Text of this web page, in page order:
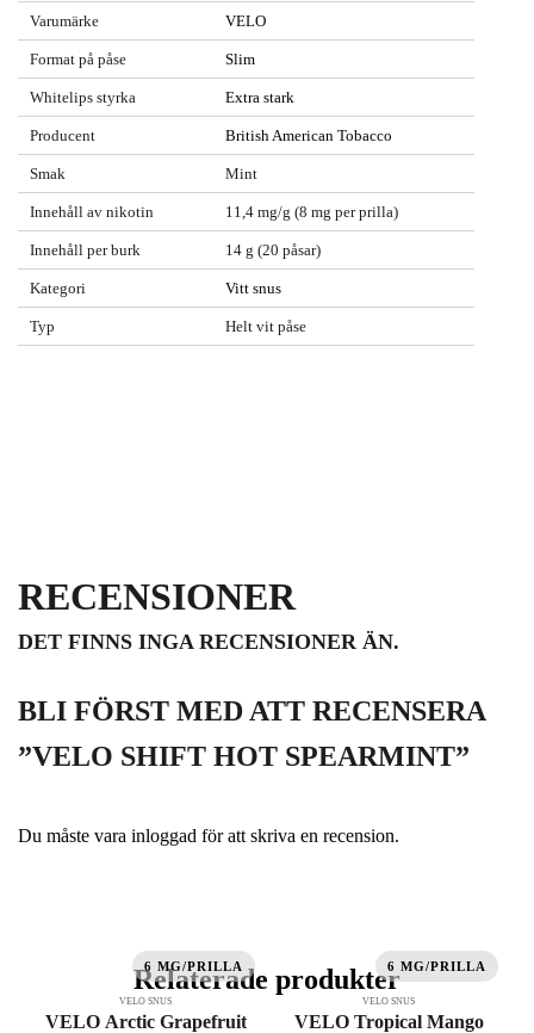
Varumärke VELO
Format på påse Slim
Whitelips styrka Extra stark
Producent British American Tobacco
Smak Mint
Innehåll av nikotin 11,4 mg/g (8 mg per prilla)
Innehåll per burk 14 g (20 påsar)
Kategori Vitt snus
Typ Helt vit påse
RECENSIONER
DET FINNS INGA RECENSIONER ÄN.
BLI FÖRST MED ATT RECENSERA
”VELO SHIFT HOT SPEARMINT”
Du måste vara inloggad för att skriva en recension.
Relaterade produkter
6 MG/PRILLA
VELO SNUS
VELO Arctic Grapefruit
6 MG/PRILLA
VELO SNUS
VELO Tropical Mango